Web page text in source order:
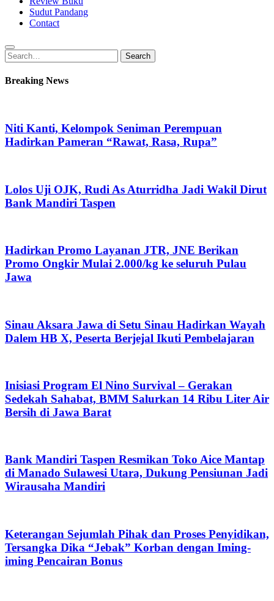
Sudut Pandang
Contact
Search
for:
Search
Breaking News
Niti Kanti, Kelompok Seniman Perempuan
Hadirkan Pameran “Rawat, Rasa, Rupa”
Lolos Uji OJK, Rudi As Aturridha Jadi Wakil Dirut
Bank Mandiri Taspen
Hadirkan Promo Layanan JTR, JNE Berikan
Promo Ongkir Mulai 2.000/kg ke seluruh Pulau
Jawa
Sinau Aksara Jawa di Setu Sinau Hadirkan Wayah
Dalem HB X, Peserta Berjejal Ikuti Pembelajaran
Inisiasi Program El Nino Survival – Gerakan
Sedekah Sahabat, BMM Salurkan 14 Ribu Liter Air
Bersih di Jawa Barat
Bank Mandiri Taspen Resmikan Toko Aice Mantap
di Manado Sulawesi Utara, Dukung Pensiunan Jadi
Wirausaha Mandiri
Keterangan Sejumlah Pihak dan Proses Penyidikan,
Tersangka Dika “Jebak” Korban dengan Iming-
iming Pencairan Bonus